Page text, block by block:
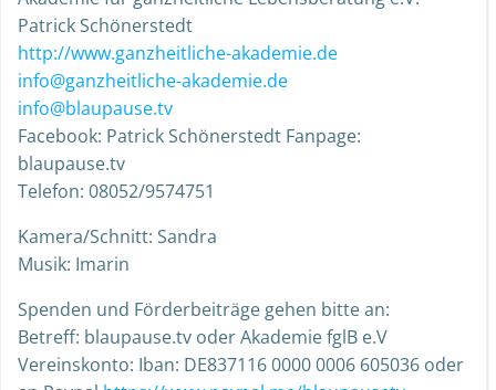
Patrick Schönerstedt
http://www.ganzheitliche-akademie.de
info@ganzheitliche-akademie.de
info@blaupause.tv
Facebook: Patrick Schönerstedt Fanpage:
blaupause.tv
Telefon: 08052/9574751
Kamera/Schnitt: Sandra
Musik: Imarin
Spenden und Förderbeiträge gehen bitte an:
Betreff: blaupause.tv oder Akademie fglB e.V
Vereinskonto: Iban: DE837116 0000 0006 605036 oder